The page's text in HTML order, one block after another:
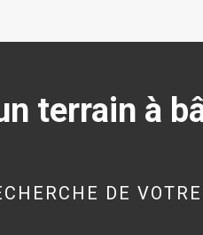
terrain à
DE VOTRE